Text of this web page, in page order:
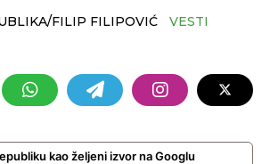
FILIP FILIPOVIĆ VESTI
kao željeni izvor na Googlu